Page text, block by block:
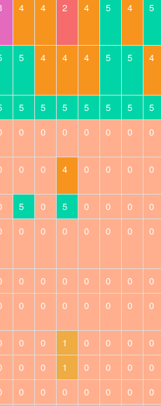
4 4 2 4 5 4 5
5 4 4 4 5 5 4
5 5 5 5 5 5
5
0 0 0 0 0 0 0
0 0 4 0 0 0 0
5 0 5 0 0 0
0
0 0 0 0 0 0 0
0 0 0 0 0 0
0
0 0 0 0 0 0 0
0 0 1 0 0 0
0
0 0 1 0 0 0
0
0 0 0 0 0 0
0